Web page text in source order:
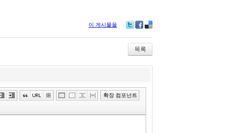
이 게시물을
bo
ok
ou
s
목록
도
확장 컴포넌트